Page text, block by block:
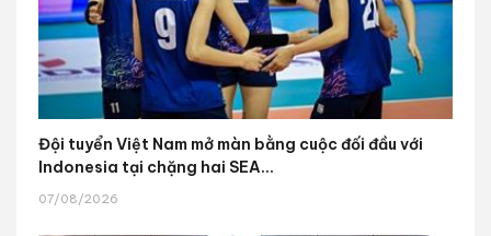
Đội tuyển Việt Nam mở màn bằng cuộc đối đầu với
Indonesia tại chặng hai SEA...
07/08/2026